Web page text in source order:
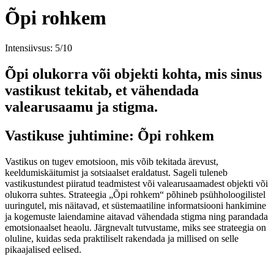
Õpi rohkem
Intensiivsus: 5/10
Õpi olukorra või objekti kohta, mis sinus
vastikust tekitab, et vähendada
valearusaamu ja stigma.
Vastikuse juhtimine: Õpi rohkem
Vastikus on tugev emotsioon, mis võib tekitada ärevust,
keeldumiskäitumist ja sotsiaalset eraldatust. Sageli tuleneb
vastikustundest piiratud teadmistest või valearusaamadest objekti või
olukorra suhtes. Strateegia „Õpi rohkem“ põhineb psühholoogilistel
uuringutel, mis näitavad, et süstemaatiline informatsiooni hankimine
ja kogemuste laiendamine aitavad vähendada stigma ning parandada
emotsionaalset heaolu. Järgnevalt tutvustame, miks see strateegia on
oluline, kuidas seda praktiliselt rakendada ja millised on selle
pikaajalised eelised.